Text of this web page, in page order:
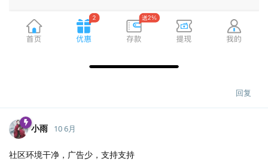
回复
小雨 10 6月
社区环境干净，广告少，支持支持